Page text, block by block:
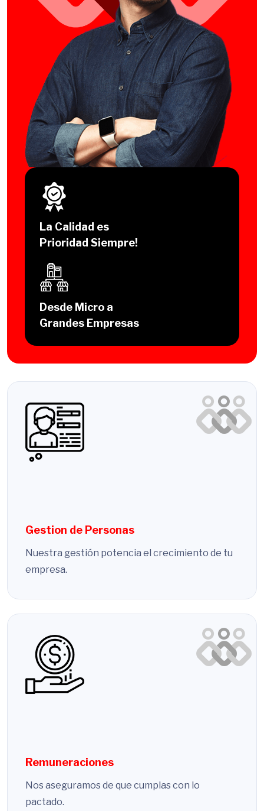
La Calidad es
Prioridad Siempre!
Desde Micro a
Grandes Empresas
Gestion de Personas
Nuestra gestión potencia el crecimiento de tu
empresa.
Remuneraciones
Nos aseguramos de que cumplas con lo
pactado.